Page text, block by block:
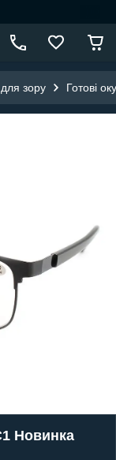
для зору Готові
Новинка